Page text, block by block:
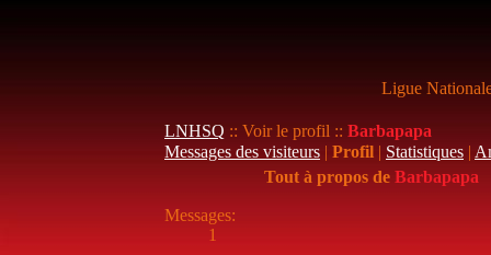
Ligue
LNHSQ :: Voir le profil :: Barbapapa
Messages des visiteurs | Profil | Statistiques |
Tout à propos de Barbapapa
Messages:
1